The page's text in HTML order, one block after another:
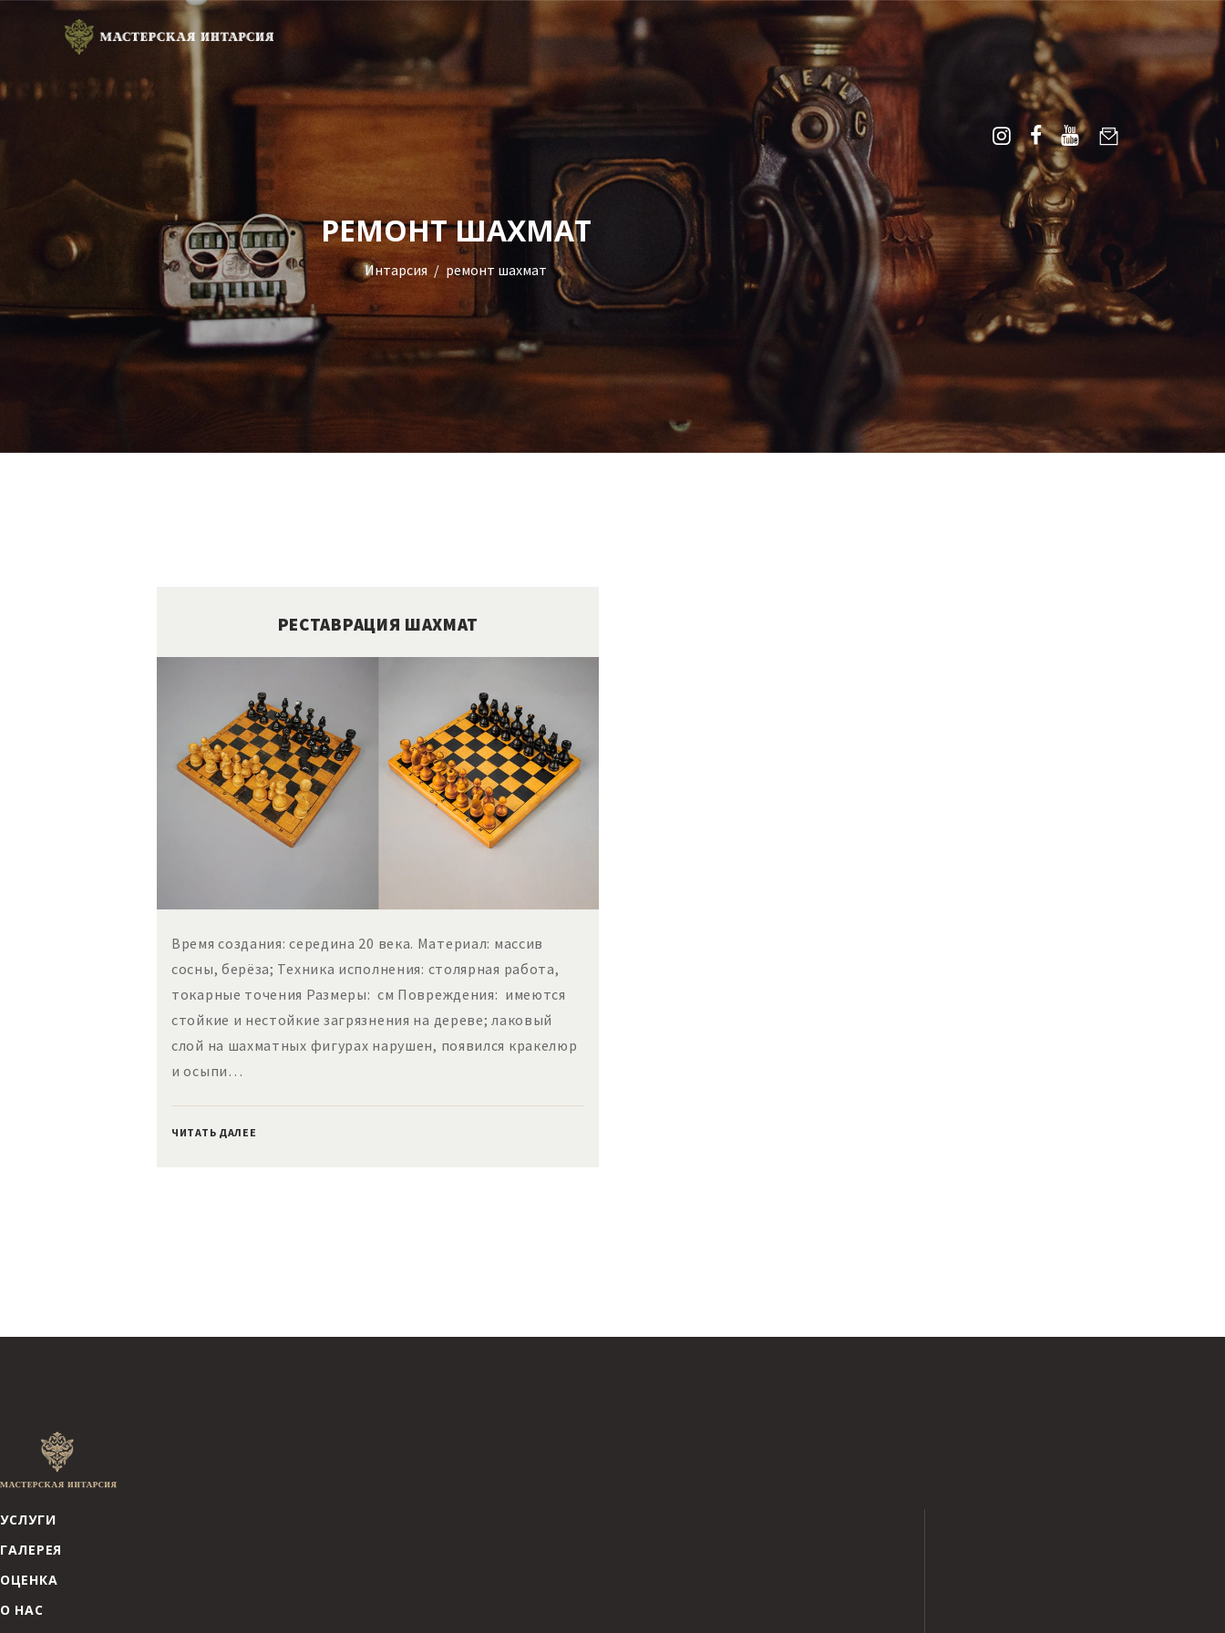
РЕМОНТ ШАХМАТ
Интарсия ремонт шахмат
УСЛУГИ
ГАЛЕРЕЯ
ОЦЕНКА
О НАС
БЛОГ
КОНТАКТЫ
+38(068)95-45-535
Telegram
РЕСТАВРАЦИЯ ШАХМАТ
Время создания: середина 20 века. Материал: массив
сосны, берёза; Техника исполнения: столярная работа,
токарные точения Размеры: см Повреждения: имеются
стойкие и нестойкие загрязнения на дереве; лаковый
слой на шахматных фигурах нарушен, появился кракелюр
и осыпи…
ЧИТАТЬ ДАЛЕЕ
УСЛУГИ
ГАЛЕРЕЯ
ОЦЕНКА
О НАС